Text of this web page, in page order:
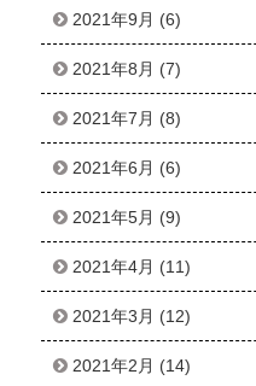
2021年9月 (6)
2021年8月 (7)
2021年7月 (8)
2021年6月 (6)
2021年5月 (9)
2021年4月 (11)
2021年3月 (12)
2021年2月 (14)